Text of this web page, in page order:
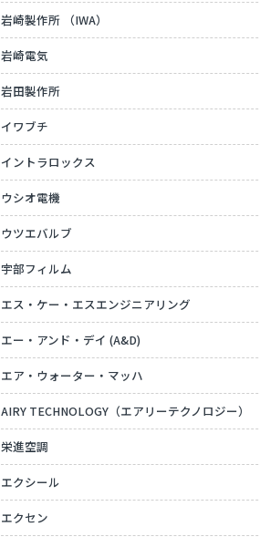
岩崎製作所 （IWA）
岩崎電気
岩田製作所
イワブチ
イントラロックス
ウシオ電機
ウツエバルブ
宇部フィルム
エス・ケー・エスエンジニアリング
エー・アンド・デイ (A&D)
エア・ウォーター・マッハ
AIRY TECHNOLOGY（エアリーテクノロジー）
栄進空調
エクシール
エクセン